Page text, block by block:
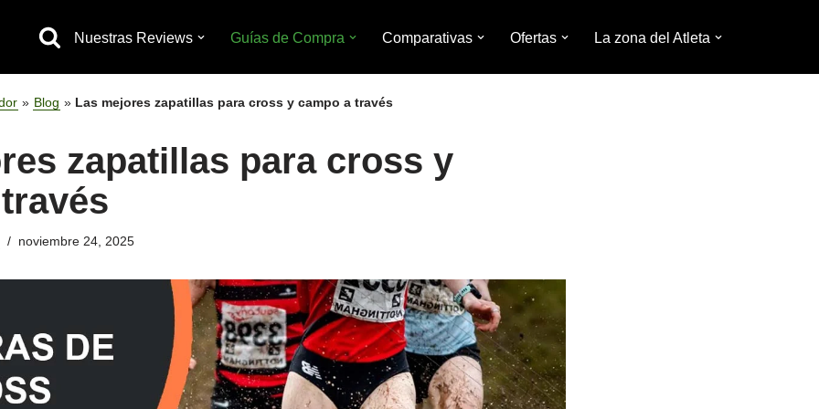
Nuestras Reviews Guías de Compra Comparativas Ofertas La zona del Atleta
» Blog » Las mejores zapatillas para cross y campo a través
zapatillas para cross y
noviembre 24, 2025